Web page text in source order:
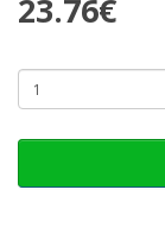
23.76€